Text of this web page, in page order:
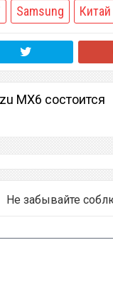
Samsung Китай
MX6 состоится
Не забывайте